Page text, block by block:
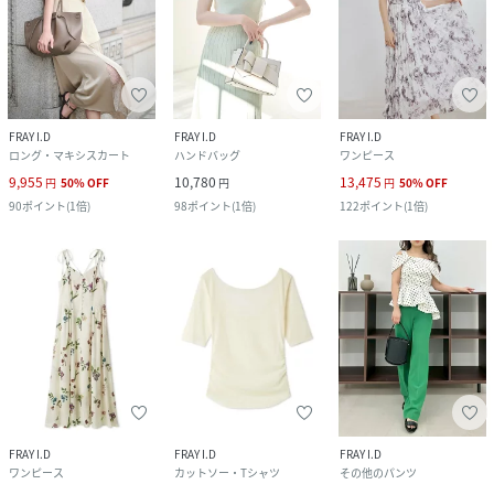
FRAY I.D
ロング・マキシスカート
9,955 円 50%OFF
90ポイント(1倍)
FRAY I.D
ハンドバッグ
10,780 円
98ポイント(1倍)
FRAY I.D
ワンピース
13,475 円 50%OFF
122ポイント(1倍)
FRAY I.D
ワンピース
FRAY I.D
カットソー・Tシャツ
FRAY I.D
その他のパンツ